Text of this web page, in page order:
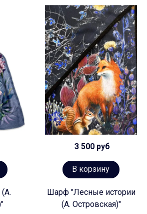
3 500 руб
В корзину
Шарф "Лесные истории
(А. Островская)"